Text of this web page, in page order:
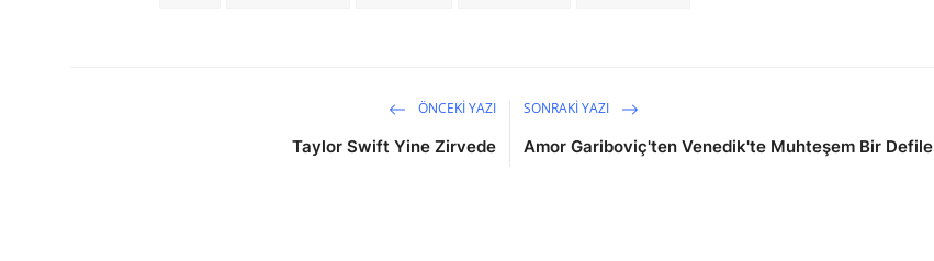
ÖNCEKI YAZI
Taylor Swift Yine Zirvede
SONRAKI YAZI
Amor Gariboviç'ten Venedik'te Muhteşem Bir Defile